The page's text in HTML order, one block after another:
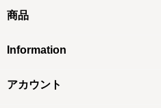
商品
Information
アカウント